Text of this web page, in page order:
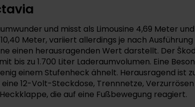
und misst als Limousine 4,69 Meter
Meter, variiert allerdings je nach
einen herausragenden Wert darstellt. Der
bis zu 1.700 Liter Laderaumvolumen. Eine
einem Stufenheck ähnelt. Herausragend
12-Volt-Steckdose, Trennnetze,
die auf eine Fußbewegung reagiert.